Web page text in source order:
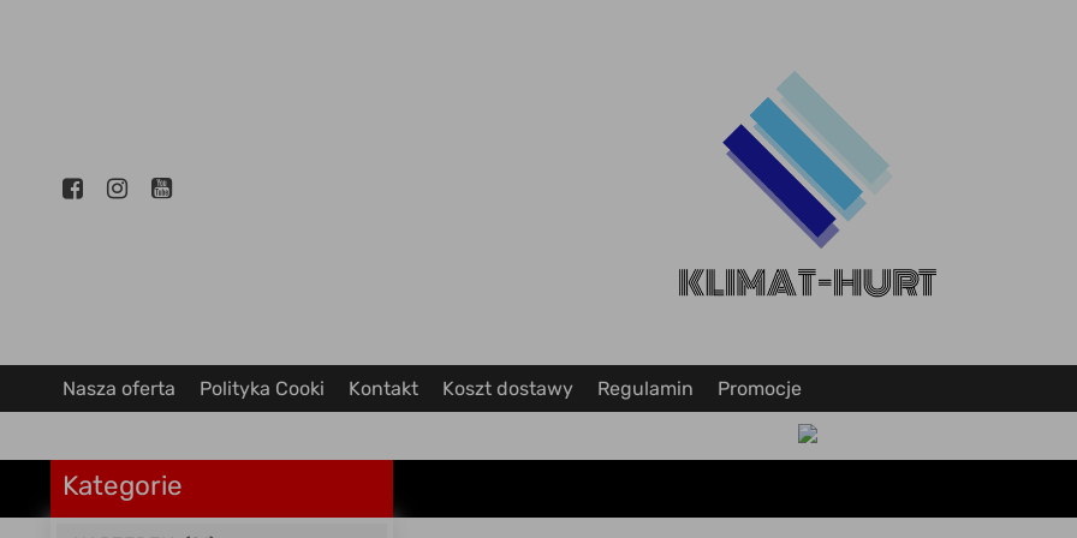
Nasza oferta Polityka Cooki Kontakt Koszt dostawy Regulamin Promocje
Kategorie